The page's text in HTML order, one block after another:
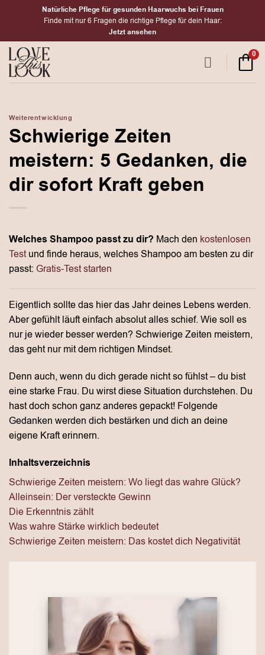
Natürliche Pflege für gesunden Haarwuchs bei Frauen
Finde mit nur 6 Fragen die richtige Pflege für dein Haar:
Jetzt ansehen
0
Weiterentwicklung
Schwierige Zeiten
meistern: 5 Gedanken, die
dir sofort Kraft geben
Welches Shampoo passt zu dir? Mach den kostenlosen
Testund finde heraus, welches Shampoo am besten zu dir
passt: Gratis-Test starten
Eigentlich sollte das hier das Jahr deines Lebens werden.
Aber gefühlt läuft einfach absolut alles schief. Wie soll es
nur je wieder besser werden? Schwierige Zeiten meistern,
das geht nur mit dem richtigen Mindset.
Denn auch, wenn du dich gerade nicht so fühlst – du bist
eine starke Frau. Du wirst diese Situation durchstehen. Du
hast doch schon ganz anderes gepackt! Folgende
Gedanken werden dich bestärken und dich an deine
eigene Kraft erinnern.
Inhaltsverzeichnis
Schwierige Zeiten meistern: Wo liegt das wahre Glück?
Alleinsein: Der versteckte Gewinn
Die Erkenntnis zählt
Was wahre Stärke wirklich bedeutet
Schwierige Zeiten meistern: Das kostet dich Negativität